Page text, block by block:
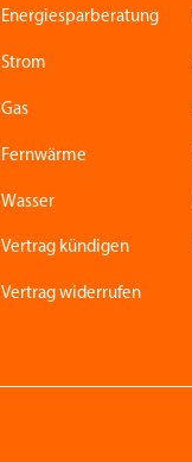
Energiesparberatung
Strom
Gas
Fernwärme
Wasser
Vertrag kündigen
Vertrag widerrufen